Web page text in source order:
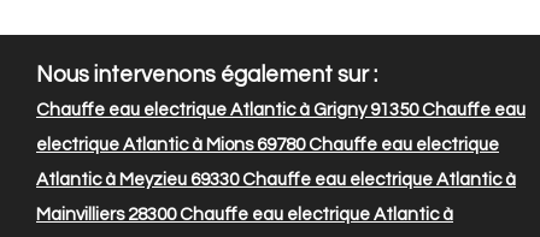
Nous intervenons également sur :
Chauffe eau electrique Atlantic à Grigny 91350Chauffe eau
electrique Atlantic à Mions 69780Chauffe eau electrique
Atlantic à Meyzieu 69330Chauffe eau electrique Atlantic à
Mainvilliers 28300Chauffe eau electrique Atlantic à